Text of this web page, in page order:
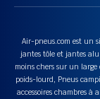
Air-pneus.com est un
jantes tôle et jantes
moins chers sur un large
poids-lourd, Pneus
accessoires chambres